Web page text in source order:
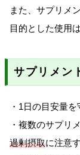
また、サプリメ
目的とした使用
サプリメン
・1日の目安量を
・複数のサプリ
過剰摂取に注意